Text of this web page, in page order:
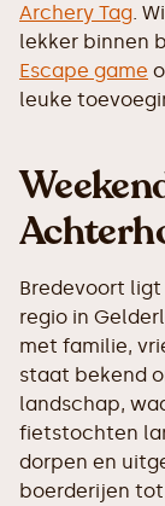
Archery Tag.
lekker binnen
Escape game
leuke
Bredevoort
regio in
met familie,
staat bekend
landschap,
fietstochten
dorpen en
boerderijen